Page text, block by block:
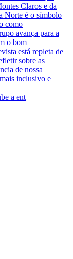
a ent